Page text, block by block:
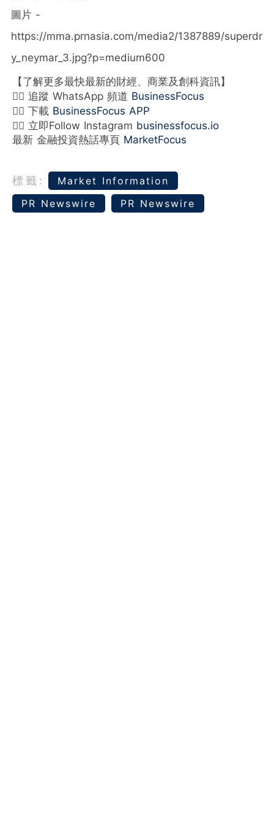
圖片 -
https://mma.prnasia.com/media2/1387889/superdr
y_neymar_3.jpg?p=medium600
【了解更多最快最新的財經、商業及創科資訊】
👉🏻 追蹤 WhatsApp 頻道 BusinessFocus
👉🏻 下載 BusinessFocus APP
👉🏻 立即Follow Instagram businessfocus.io
最新 金融投資熱話專頁 MarketFocus
標籤:
Market Information
PR Newswire
PR Newswire